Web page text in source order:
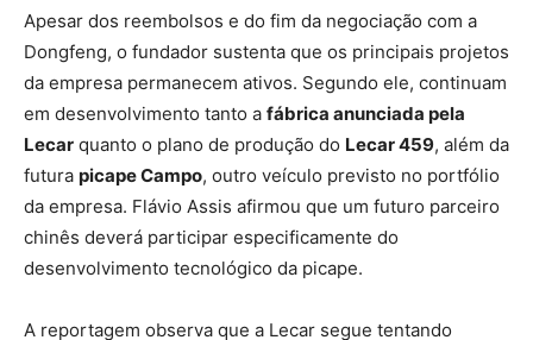
Apesar dos reembolsos e do fim da negociação com a
Dongfeng, o fundador sustenta que os principais projetos
da empresa permanecem ativos. Segundo ele, continuam
em desenvolvimento tanto a fábrica anunciada pela
Lecar quanto o plano de produção do Lecar 459, além da
futura picape Campo, outro veículo previsto no portfólio
da empresa. Flávio Assis afirmou que um futuro parceiro
chinês deverá participar especificamente do
desenvolvimento tecnológico da picape.
A reportagem observa que a Lecar segue tentando